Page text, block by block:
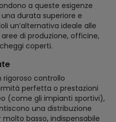
a queste esigenze
durata superiore e
un’alternativa ideale alle
di produzione, officine,
coperti.
rigoroso controllo
perfetta o prestazioni
(come gli impianti sportivi),
una distribuzione
basso, indispensabile